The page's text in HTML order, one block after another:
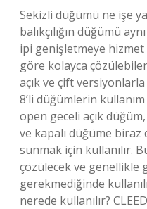
Sekizli düğümü ne işe
balıkçılığın düğümü
ipi genişletmeye hizmet
göre kolayca
açık ve çift versiyonlarla
8’li düğümlerin
open geceli açık
ve kapalı düğüme
sunmak için kullanılır.
çözülecek ve genellikle
gerekmediğinde
nerede kullanılır?